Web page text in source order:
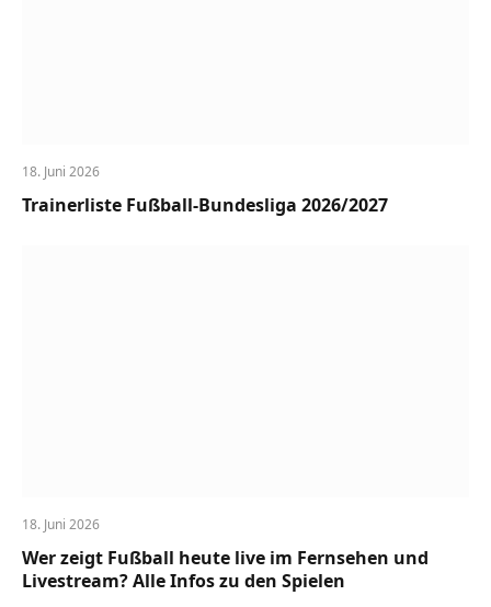
18. Juni 2026
Trainerliste Fußball-Bundesliga 2026/2027
18. Juni 2026
Wer zeigt Fußball heute live im Fernsehen und
Livestream? Alle Infos zu den Spielen